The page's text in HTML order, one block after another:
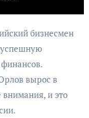
бизнесмен
вырос в
внимания, и это